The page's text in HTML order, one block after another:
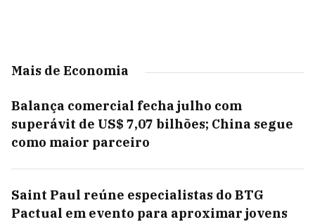
Mais de Economia
Balança comercial fecha julho com
superávit de US$ 7,07 bilhões; China segue
como maior parceiro
Saint Paul reúne especialistas do BTG
Pactual em evento para aproximar jovens